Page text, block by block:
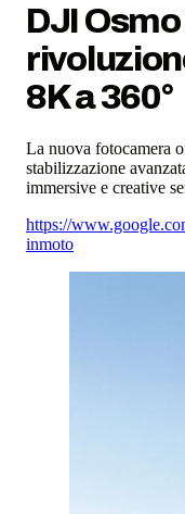
DJI
8K a 360°
La nuova fotocamera
stabilizzazione
immersive e creative
https://
inmoto